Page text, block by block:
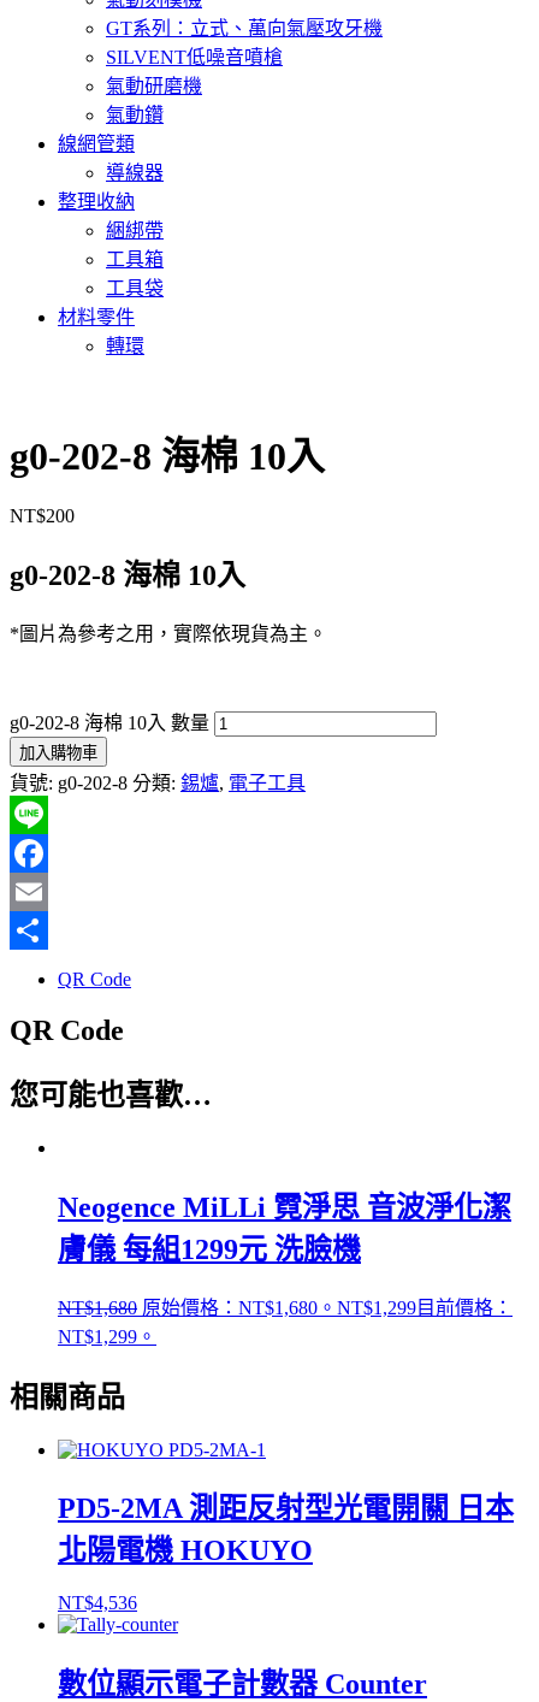
GT系列：立式、萬向氣壓攻牙機
SILVENT低噪音噴槍
氣動研磨機
氣動鑽
線網管類
導線器
整理收納
綑綁帶
工具箱
工具袋
材料零件
轉環
g0-202-8 海棉 10入
NT$200
g0-202-8 海棉 10入
*圖片為參考之用，實際依現貨為主。
g0-202-8 海棉 10入 數量
加入購物車
貨號: g0-202-8 分類: 錫爐, 電子工具
Line
Facebook
Email
QR Code
QR Code
您可能也喜歡…
Neogence MiLLi 霓淨思 音波淨化潔
膚儀 每組1299元 洗臉機
NT$1,680 原始價格：NT$1,680。 NT$1,299目前價格：
NT$1,299。
相關商品
PD5-2MA 測距反射型光電開關 日本
北陽電機 HOKUYO
NT$4,536
數位顯示電子計數器 Counter